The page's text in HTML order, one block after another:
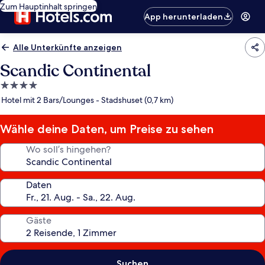
Zum Hauptinhalt springen
App herunterladen
Alle Unterkünfte anzeigen
Scandic Continental
4.0-
Sterne-
Hotel mit 2 Bars/Lounges - Stadshuset (0,7 km)
Wähle deine Daten, um Preise zu sehen
Wo soll’s hingehen?
Daten
Gäste